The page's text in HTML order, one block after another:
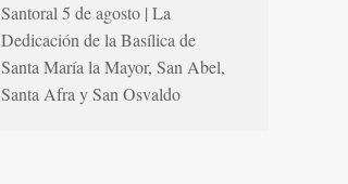
Santoral 5 de agosto | La
Dedicación de la Basílica de
Santa María la Mayor, San Abel,
Santa Afra y San Osvaldo